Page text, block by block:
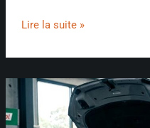
Lire la suite »
secret
pour